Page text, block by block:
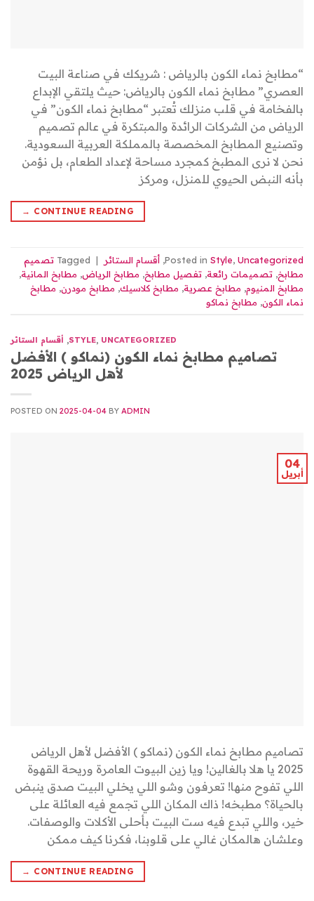
“مطابخ نماء الكون بالرياض : شريكك في صناعة البيت
العصري” مطابخ نماء الكون بالرياض: حيث يلتقي الإبداع
بالفخامة في قلب منزلك تُعتبر “مطابخ نماء الكون” في
الرياض من الشركات الرائدة والمبتكرة في عالم تصميم
وتصنيع المطابخ المخصصة بالمملكة العربية السعودية.
نحن لا نرى المطبخ كمجرد مساحة لإعداد الطعام، بل نؤمن
بأنه النبض الحيوي للمنزل، ومركز
CONTINUE READING
→
Posted in Style, Uncategorized
, أقسام الستائر |
Tagged تصميم
مطابخ, تصميمات رائعة, تفصيل مطابخ, مطابخ الرياض, مطابخ المانية,
مطابخ المنيوم, مطابخ عصرية, مطابخ كلاسيك, مطابخ مودرن, مطابخ
نماء الكون, مطابخ نماكو
STYLE, UNCATEGORIZED
, أقسام الستائر
تصاميم مطابخ نماء الكون (نماكو ) الأفضل
لأهل الرياض 2025
POSTED ON 2025-04-04 BY ADMIN
04
أبريل
تصاميم مطابخ نماء الكون (نماكو ) الأفضل لأهل الرياض
2025 يا هلا بالغالين! ويا زين البيوت العامرة وريحة القهوة
اللي تفوح منها! تعرفون وشو اللي يخلي البيت صدق ينبض
بالحياة؟ مطبخه! ذاك المكان اللي تجمع فيه العائلة على
خير، واللي تبدع فيه ست البيت بأحلى الأكلات والوصفات.
وعلشان هالمكان غالي على قلوبنا، فكرنا كيف ممكن
CONTINUE READING
→